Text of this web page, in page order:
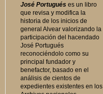
José Portugués es un libro
que revisa y modifica la
historia de los inicios de
general Alvear valorizando la
participación del hacendado
José Portugués
reconociéndolo como su
principal fundador y
benefactor, basado en el
análisis de cientos de
expedientes existentes en los